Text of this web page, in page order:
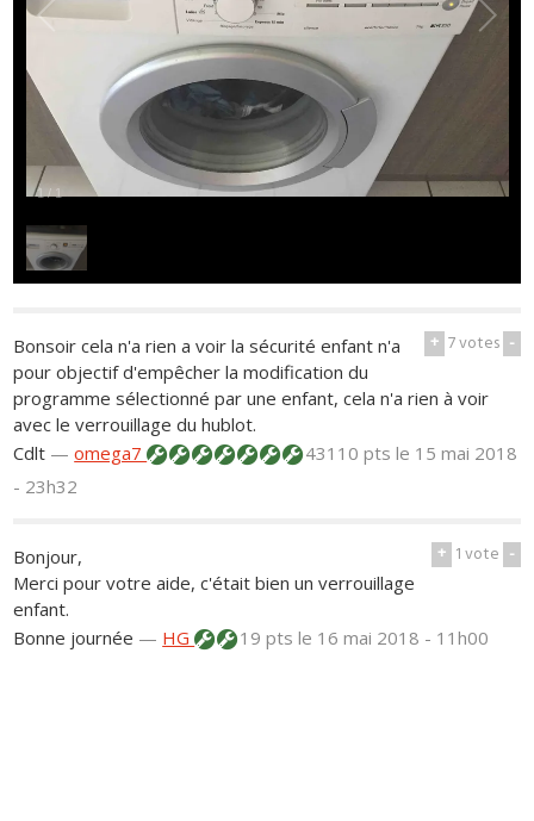
1 / 1
+ 7votes -
Bonsoir cela n'a rien a voir la sécurité enfant n'a
pour objectif d'empêcher la modification du
programme sélectionné par une enfant, cela n'a rien à voir
avec le verrouillage du hublot.
Cdlt —omega7 43110 ptsle 15 mai 2018
- 23h32
+ 1vote -
Bonjour,
Merci pour votre aide, c'était bien un verrouillage
enfant.
Bonne journée — HG 19 ptsle 16 mai 2018 - 11h00